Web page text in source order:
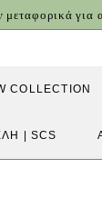
μεταφορικά
COLLECTION
| SCS